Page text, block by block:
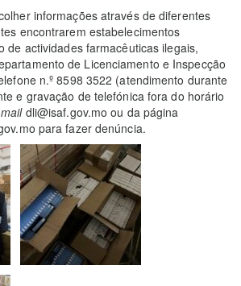
informações através de diferentes
encontrarem estabelecimentos
de actividades farmacêuticas ilegais,
de Licenciamento e Inspecção
n.º 8598 3522 (atendimento durante
e gravação de telefónica fora do horário
dli@isaf.gov.mo ou da página
para fazer denúncia.